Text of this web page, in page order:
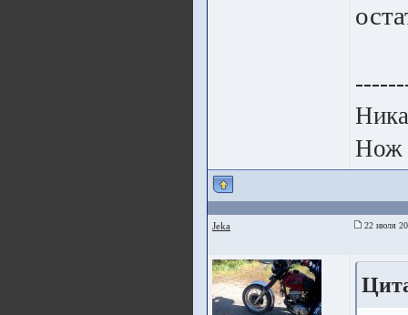
Нож
Jeka 22 июля